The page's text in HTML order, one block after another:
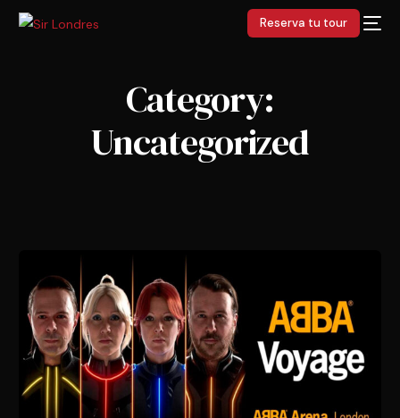
Reserva tu tour
Category:
Uncategorized